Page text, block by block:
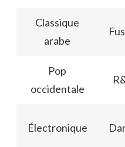
Classique
arabe
Pop
occidentale
Électronique